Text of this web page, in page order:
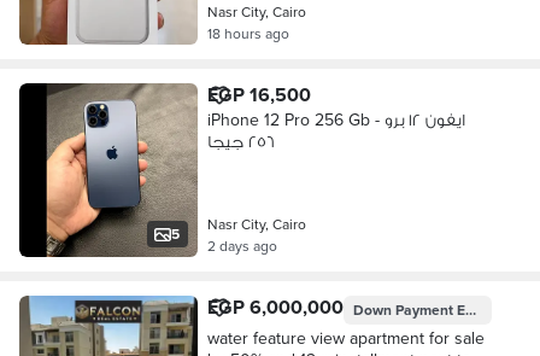
Nasr City, Cairo
18 hours ago
5
EGP 16,500
iPhone 12 Pro 256 Gb - ايفون ١٢ برو
٢٥٦ جيجا
Nasr City, Cairo
2 days ago
EGP 6,000,000 Down PaymentEGP 600,000
water feature view apartment for sale